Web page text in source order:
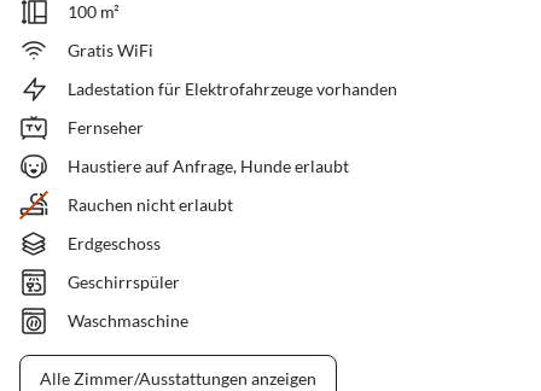
100 m²
Gratis WiFi
Ladestation für Elektrofahrzeuge vorhanden
Fernseher
Haustiere auf Anfrage, Hunde erlaubt
Rauchen nicht erlaubt
Erdgeschoss
Geschirrspüler
Waschmaschine
Alle Zimmer/Ausstattungen anzeigen